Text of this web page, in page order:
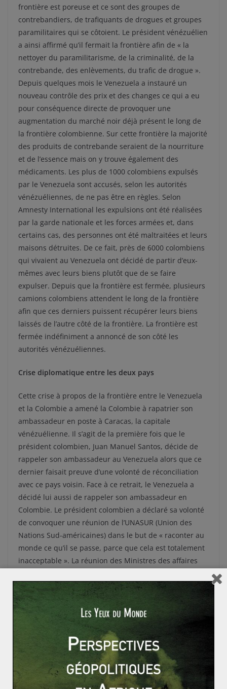
frontière est poreuse et ce sont des groupes de
contrebandiers, de trafiquants de drogues et groupes
paramilitaires qui se côtoient. Le président vénézuélien
a ainsi affirmé qu’il fermait la frontière afin de « la
nettoyer du paramilitarisme, de la criminalité, de la
contrebande, des enlèvements, du trafic de drogue ».
Depuis quelques mois le Venezuela a instauré un
nouveau contrôle des prix et des changes ce qui a eu
pour conséquence directe de provoquer une
augmentation du marché noir déjà présent le long de
la frontière colombienne. Sur cette frontière la majorité
des produits de contrebande seraient de la nourriture
et de l’essence mais on y trouve également des
médicaments. Les plus de 1000 colombiens expulsés
par le Venezuela sont accusés, selon les autorités
vénézuéliennes, de ne pas être en règles. Selon
Amnesty International les expulsions ont été réalisées
par la garde nationale et les forces armées et, dans
certains cas, des personnes ont été maltraitées et leurs
maisons détruites. De ce fait, près de 6000 colombiens
qui vivaient au Venezuela ont décidé de partir d’eux-
mêmes avec leurs biens plutôt que de se faire
expulser. Depuis que la frontière est fermée, plusieurs
camions colombiens attendent le long de la frontière
afin que ces derniers puissent récupérer leurs biens
laissés de l’autre côté de la frontière. La frontière est
fermée indéfiniment a annoncé de son côté les
autorités vénézuéliennes.
Crise diplomatique entre les deux pays
Cette crise à propos de la frontière entre le Venezuela
et la Colombie a amené la Colombie à rapatrier son
ambassadeur en poste à Caracas, la capitale
vénézuélienne. Il s’agit de la première fois que le
président colombien, Juan Manuel Santos, décide de
rappeler son ambassadeur au Venezuela alors que ce
dernier faisait preuve d’une volonté de réconciliation
avec ce pays voisin. Face à ce retrait, le Venezuela a
décidé lui aussi de rappeler son ambassadeur en
Colombie. Le président colombien a déclaré sa volonté
de convoquer une réunion de l’UNASUR (Union des
Nations Sud-américaines) dans le but de « raconter au
monde ce qu’il se passe, parce que cela est totalement
inacceptable ». La réunion des Ministres des affaires
3 septembre prochain. Cette crise au niveau de la
frontière entre la Colombie et le Venezuela et la
réunion des membres de l’UNASUR qui s’en suit risque
de couper du monde encore davantage le Venezuela
qui est déjà pourtant bien esseulé. De plus avec la
chute des cours du pétrole ce pays subit une sévère
crise économique. De nombreuses pénuries de biens
d’alimentations et de médicaments sont enregistrées ce